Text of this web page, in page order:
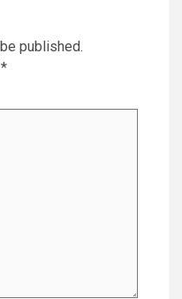
published.
*